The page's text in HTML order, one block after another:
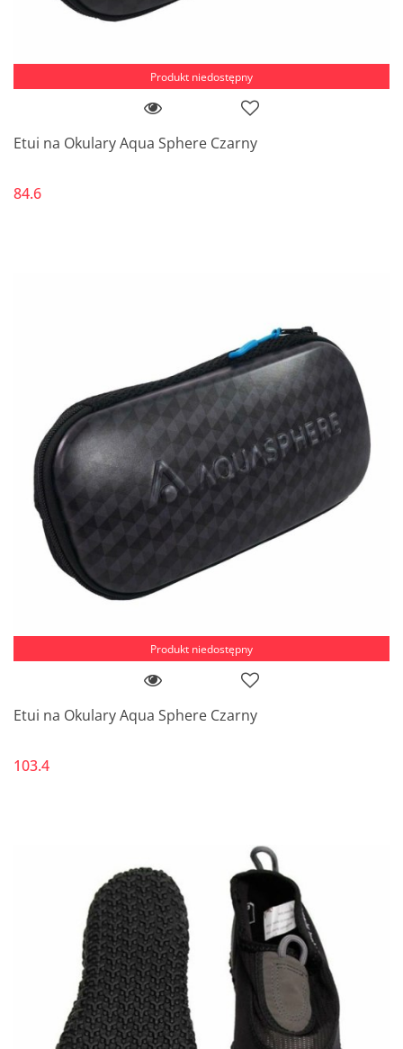
Produkt niedostępny
Etui na Okulary Aqua Sphere Czarny
84.6
Produkt niedostępny
Etui na Okulary Aqua Sphere Czarny
103.4